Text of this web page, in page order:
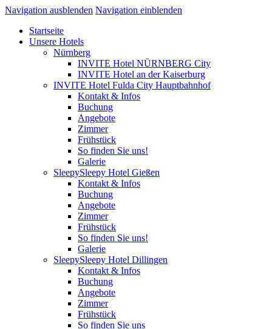
Navigation ausblenden Navigation einblenden
Startseite
Unsere Hotels
Nürnberg
INVITE Hotel NÜRNBERG City
INVITE Hotel an der Kaiserburg
INVITE Hotel Fulda City Hauptbahnhof
Kontakt & Infos
Buchung
Angebote
Zimmer
Frühstück
So finden Sie uns!
Galerie
SleepySleepy Hotel Gießen
Kontakt & Infos
Buchung
Angebote
Zimmer
Frühstück
So finden Sie uns!
Galerie
SleepySleepy Hotel Dillingen
Kontakt & Infos
Buchung
Angebote
Zimmer
Frühstück
So finden Sie uns